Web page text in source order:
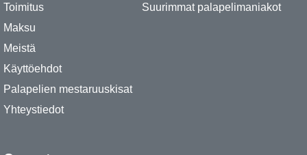
Toimitus
Maksu
Meistä
Käyttöehdot
Palapelien mestaruuskisat
Yhteystiedot
Suurimmat palapelimaniakot